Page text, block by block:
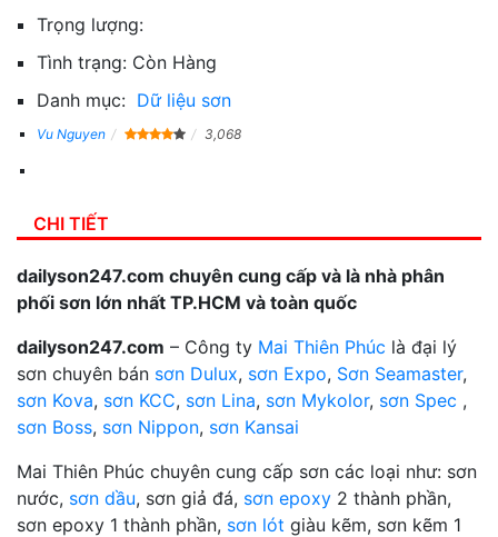
Trọng lượng:
Tình trạng: Còn Hàng
Danh mục: Dữ liệu sơn
Vu Nguyen 3,068
CHI TIẾT
dailyson247.com chuyên cung cấp và là nhà phân
phối sơn lớn nhất TP.HCM và toàn quốc
dailyson247.com – Công ty Mai Thiên Phúc là đại lý
sơn chuyên bán sơn Dulux, sơn Expo, Sơn Seamaster,
sơn Kova, sơn KCC, sơn Lina, sơn Mykolor, sơn Spec ,
sơn Boss, sơn Nippon, sơn Kansai
Mai Thiên Phúc chuyên cung cấp sơn các loại như: sơn
nước, sơn dầu, sơn giả đá, sơn epoxy 2 thành phần,
sơn epoxy 1 thành phần, sơn lót giàu kẽm, sơn kẽm 1